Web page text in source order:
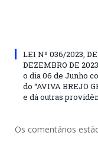
LEI Nº 036/2023, DE
DEZEMBRO DE
o dia 06 de Junho
do “AVIVA BREJO
e dá outras
Os comentários